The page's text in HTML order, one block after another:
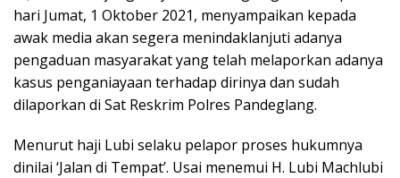
hari Jumat, 1 Oktober 2021, menyampaikan kepada
awak media akan segera menindaklanjuti adanya
pengaduan masyarakat yang telah melaporkan adanya
kasus penganiayaan terhadap dirinya dan sudah
dilaporkan di Sat Reskrim Polres Pandeglang.
Menurut haji Lubi selaku pelapor proses hukumnya
dinilai ‘Jalan di Tempat’. Usai menemui H. Lubi Machlubi